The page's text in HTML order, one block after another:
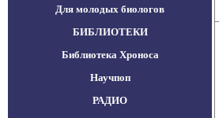
Для молодых биологов
БИБЛИОТЕКИ
Библиотека Хроноса
Научпоп
РАДИО